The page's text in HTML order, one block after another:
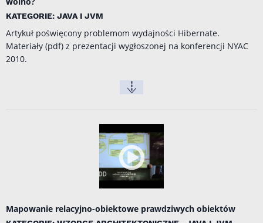
KATEGORIE: JAVA I JVM
Artykuł poświęcony problemom wydajności Hibernate.
Materiały (pdf) z prezentacji wygłoszonej na konferencji NYAC
2010.
Mapowanie relacyjno-obiektowe prawdziwych obiektów